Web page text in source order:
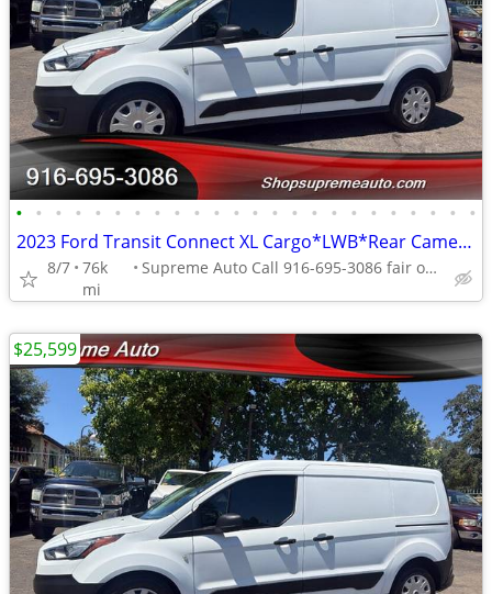
• • • • • • • • • • • • • • • • • • • • • • • •
2023 Ford Transit Connect XL Cargo*LWB*Rear Camera*Rear Door*
8/7 76k
mi
Supreme Auto Call 916-695-3086 fair oaks
$25,599